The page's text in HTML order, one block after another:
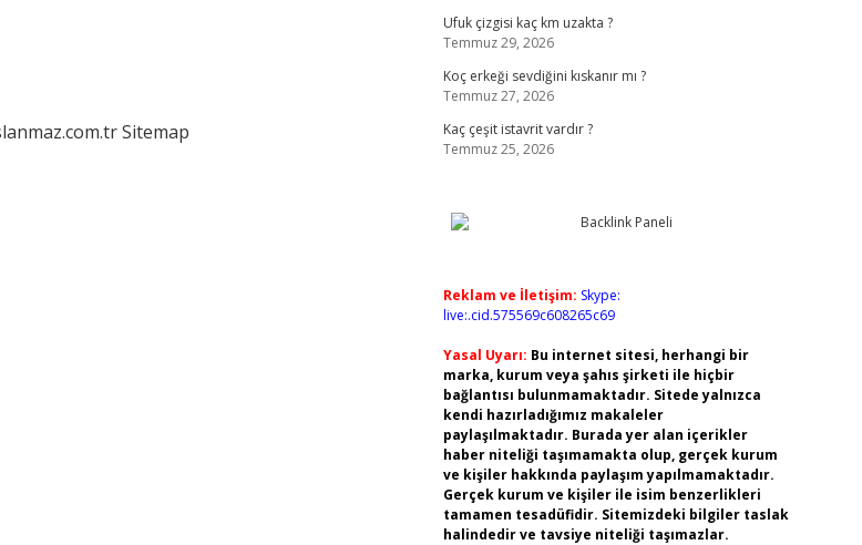
Sitemap
Ufuk çizgisi kaç km uzakta ?
Temmuz 29, 2026
Koç erkeği sevdiğini kıskanır mı ?
Temmuz 27, 2026
Kaç çeşit istavrit vardır ?
Temmuz 25, 2026
Reklam ve İletişim: Skype:
live:.cid.575569c608265c69
Yasal Uyarı: Bu internet sitesi, herhangi bir
marka, kurum veya şahıs şirketi ile hiçbir
bağlantısı bulunmamaktadır. Sitede yalnızca
kendi hazırladığımız makaleler
paylaşılmaktadır. Burada yer alan içerikler
haber niteliği taşımamakta olup, gerçek kurum
ve kişiler hakkında paylaşım yapılmamaktadır.
Gerçek kurum ve kişiler ile isim benzerlikleri
tamamen tesadüfidir. Sitemizdeki bilgiler taslak
halindedir ve tavsiye niteliği taşımazlar.